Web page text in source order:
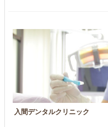
入間デンタルクリニック